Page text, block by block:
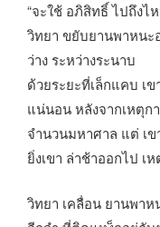
“จะใช้ อภิสิทธิ์ ไปถึงไ
วิทยา ขยับยานพาหนะ
ว่าง ระหว่างระนาบ
ด้วยระยะที่เล็กแคบ เ
แน่นอน หลังจากเหตุก
จำนวนมหาศาล แต่ เข
ยิ่งเขา ล่าช้าออกไป เ
วิทยา เคลื่อน ยานพา